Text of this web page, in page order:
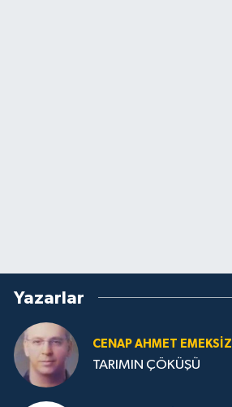
Yazarlar
CENAP AHMET EMEKSİZ
TARIMIN ÇÖKÜŞÜ